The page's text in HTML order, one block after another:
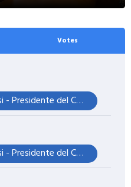
Votes
Angela Beatriz Arboresi - Presidente del Consiglio Comunale
Angela Beatriz Arboresi - Presidente del Consiglio Comunale